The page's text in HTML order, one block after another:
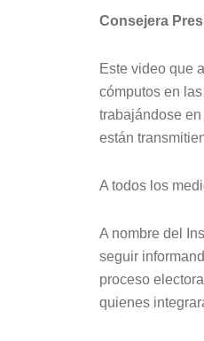
Consejera
Este video que
cómputos en
trabajándose
están
A todos los
A nombre del
seguir
proceso
quienes